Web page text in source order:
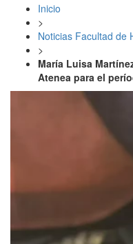
Inicio
>
Noticias Facultad de
>
María Luisa
Atenea para el